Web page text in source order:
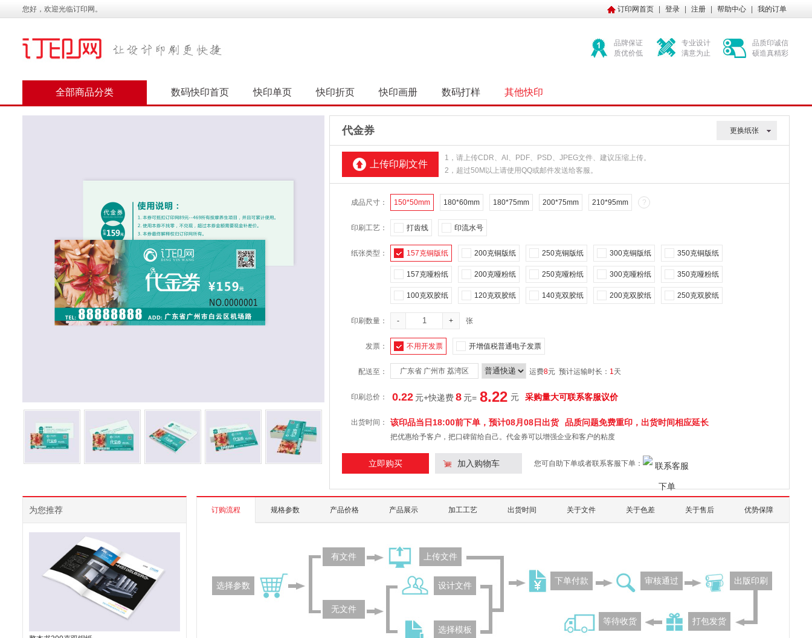
您好，欢迎光临订印网。 订印网首页 登录 注册 帮助中心 我的订单
品牌保证
质优价低
专业设计
满意为止
品质印诚信
硕造真精彩
全部商品分类 数码快印首页 快印单页 快印折页 快印画册 数码打样 其他快印
代金券 更换纸张
上传印刷文件
1，请上传CDR、AI、PDF、PSD、JPEG文件、建议压缩上传。
2，超过50M以上请使用QQ或邮件发送给客服。
成品尺寸： 150*50mm 180*60mm 180*75mm 200*75mm 210*95mm ?
印刷工艺： 打齿线 印流水号
纸张类型： 157克铜版纸 200克铜版纸 250克铜版纸 300克铜版纸 350克铜版纸
157克哑粉纸 200克哑粉纸 250克哑粉纸 300克哑粉纸 350克哑粉纸
100克双胶纸 120克双胶纸 140克双胶纸 200克双胶纸 250克双胶纸
印刷数量： - + 张
发票： 不用开发票 开增值税普通电子发票
配送至： 广东省 广州市 荔湾区 运费8元 预计运输时长： 1天
印刷总价： 0.22 元+快递费8 元= 8.22 元 采购量大可联系客服议价
出货时间： 该印品当日18:00前下单，预计08月08日 出货 品质问题免费重印，出货时间相应延长
把优惠给予客户，把口碑留给自己。代金券可以增强企业和客户的粘度
立即购买 加入购物车 您可自助下单或者联系客服下单：
为您推荐 订购流程 规格参数 产品价格 产品展示 加工工艺 出货时间 关于文件 关于色差 关于售后 优势保障
选择参数
有文件
无文件
上传文件
设计文件
选择模板
下单付款 审核通过 出版印刷
打包发货
等待收货